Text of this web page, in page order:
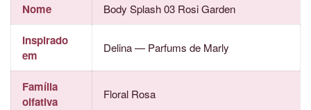
Nome Body Splash 03 Rosi Garden
Inspirado
em
Delina — Parfums de Marly
Família
olfativa
Floral Rosa